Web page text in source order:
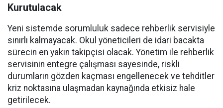
Kurutulacak
Yeni sistemde sorumluluk sadece rehberlik servisiyle
sınırlı kalmayacak. Okul yöneticileri de idari bacakta
sürecin en yakın takipçisi olacak. Yönetim ile rehberlik
servisinin entegre çalışması sayesinde, riskli
durumların gözden kaçması engellenecek ve tehditler
kriz noktasına ulaşmadan kaynağında etkisiz hale
getirilecek.